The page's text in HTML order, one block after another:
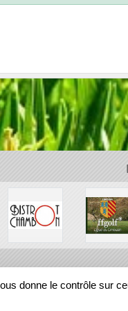
donne le contrôle sur